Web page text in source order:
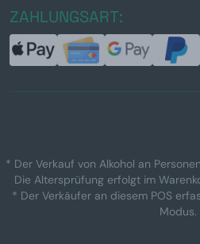
ZAHLUNGSART:
* Der Verkauf von Alkohol an
Die Altersprüfung erfolgt im
* Der Verkäufer an diesem POS
Modus.